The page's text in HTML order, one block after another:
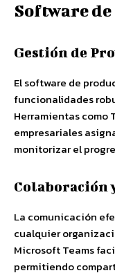
Software
Gestión de
El software de
funcionalidades
Herramientas como
empresariales
monitorizar el
Colaboración
La comunicación
cualquier
Microsoft Teams
permitiendo